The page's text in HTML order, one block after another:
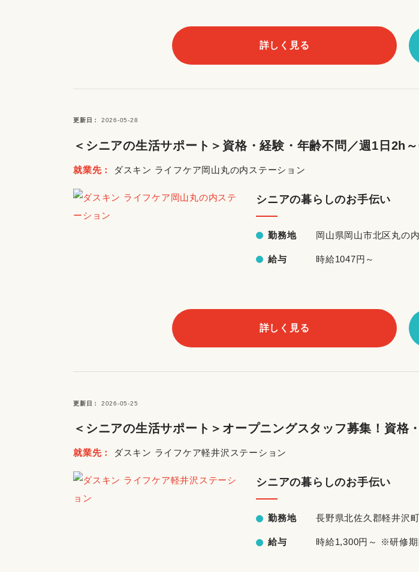
詳しく見る
更新日 2026-05-28
＜シニアの生活サポート＞資格・経験・年齢不問／週1日2h
就業先 ダスキン ライフケア岡山丸の内ステーション
シニアの暮らしのお手伝い
勤務地 岡山県岡山市北区丸の
給与 時給1047円～
詳しく見る
更新日 2026-05-25
＜シニアの生活サポート＞オープニングスタッフ募集！資格
就業先 ダスキン ライフケア軽井沢ステーション
シニアの暮らしのお手伝い
勤務地 長野県北佐久郡軽井沢
給与 時給1,300円～ ※研修期